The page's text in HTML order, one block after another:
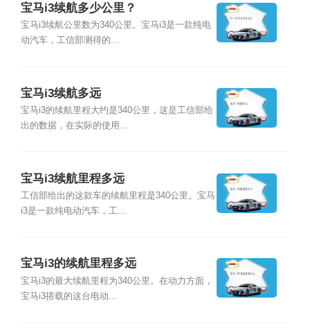
宝马i3续航多少公里？
宝马i3续航公里数为340公里。宝马i3是一款纯电
动汽车，工信部测得的...
宝马i3续航多远
宝马i3的续航里程大约是340公里，这是工信部给
出的数据，在实际的使用...
宝马i3续航里程多远
工信部给出的这款车的续航里程是340公里。宝马
i3是一款纯电动汽车，工...
宝马i3的续航里程多远
宝马i3的最大续航里程为340公里。在动力方面，
宝马i3搭载的这台电动...